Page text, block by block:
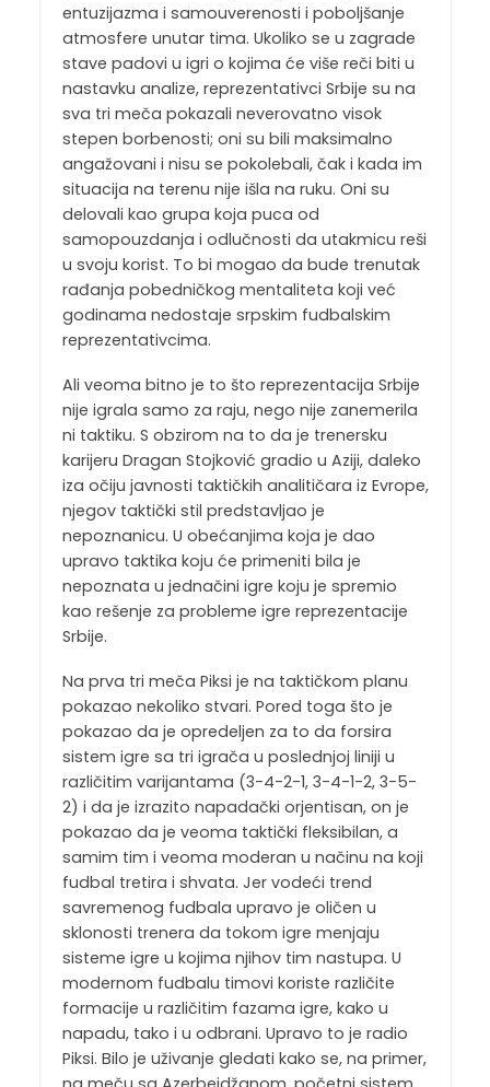
entuzijazma i samouverenosti i poboljšanje
atmosfere unutar tima. Ukoliko se u zagrade
stave padovi u igri o kojima će više reči biti u
nastavku analize, reprezentativci Srbije su na
sva tri meča pokazali neverovatno visok
stepen borbenosti; oni su bili maksimalno
angažovani i nisu se pokolebali, čak i kada im
situacija na terenu nije išla na ruku. Oni su
delovali kao grupa koja puca od
samopouzdanja i odlučnosti da utakmicu reši
u svoju korist. To bi mogao da bude trenutak
rađanja pobedničkog mentaliteta koji već
godinama nedostaje srpskim fudbalskim
reprezentativcima.
Ali veoma bitno je to što reprezentacija Srbije
nije igrala samo za raju, nego nije zanemerila
ni taktiku. S obzirom na to da je trenersku
karijeru Dragan Stojković gradio u Aziji, daleko
iza očiju javnosti taktičkih analitičara iz Evrope,
njegov taktički stil predstavljao je
nepoznanicu. U obećanjima koja je dao
upravo taktika koju će primeniti bila je
nepoznata u jednačini igre koju je spremio
kao rešenje za probleme igre reprezentacije
Srbije.
Na prva tri meča Piksi je na taktičkom planu
pokazao nekoliko stvari. Pored toga što je
pokazao da je opredeljen za to da forsira
sistem igre sa tri igrača u poslednjoj liniji u
različitim varijantama (3-4-2-1, 3-4-1-2, 3-5-
2) i da je izrazito napadački orjentisan, on je
pokazao da je veoma taktički fleksibilan, a
samim tim i veoma moderan u načinu na koji
fudbal tretira i shvata. Jer vodeći trend
savremenog fudbala upravo je oličen u
sklonosti trenera da tokom igre menjaju
sisteme igre u kojima njihov tim nastupa. U
modernom fudbalu timovi koriste različite
formacije u različitim fazama igre, kako u
napadu, tako i u odbrani. Upravo to je radio
Piksi. Bilo je uživanje gledati kako se, na primer,